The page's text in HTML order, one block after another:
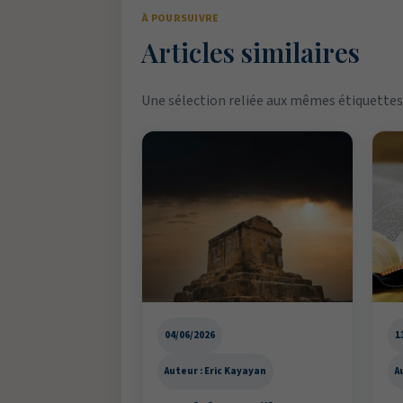
À POURSUIVRE
Articles similaires
Une sélection reliée aux mêmes
04/06/2026
Auteur : Eric Kayayan